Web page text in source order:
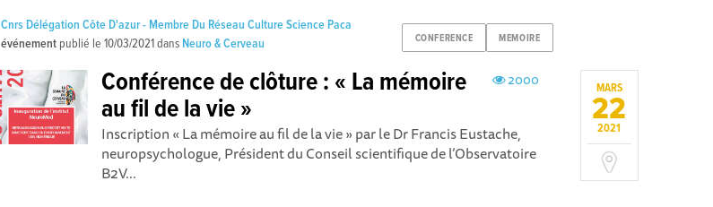
CONFERENCE MEMOIRE
Cnrs Délégation Côte D'azur - Membre Du Réseau Culture Science Paca
événement publié le10/03/2021dans Neuro & Cerveau
MARS
22
2021
2000
Conférence de clôture : « La mémoire
au fil de la vie »
Inscription « La mémoire au fil de la vie » par le Dr Francis Eustache,
neuropsychologue, Président du Conseil scientifique de l’Observatoire
B2V...